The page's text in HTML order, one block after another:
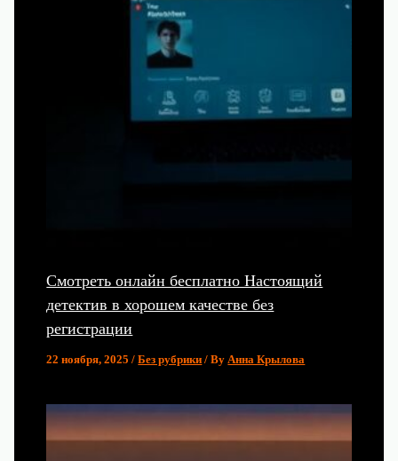
Смотреть онлайн бесплатно Настоящий
детектив в хорошем качестве без
регистрации
22 ноября, 2025/Без рубрики / ByАнна Крылова